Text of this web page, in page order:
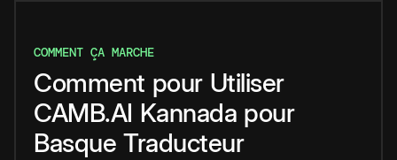
COMMENT ÇA MARCHE
Comment pour Utiliser
CAMB.AI Kannada pour
Basque Traducteur